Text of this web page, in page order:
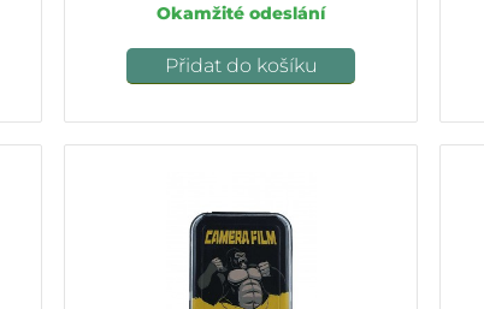
Okamžité odeslání
Přidat do košíku